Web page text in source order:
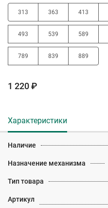
313 363 413
493 539 589
789 839 889
1 220 ₽
Характеристики
Наличие
Назначение механизма
Тип товара
Артикул